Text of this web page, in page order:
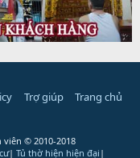
Trợ giúp Trang chủ
viên © 2010-2018
| Tủ thờ hiện hiện đại |